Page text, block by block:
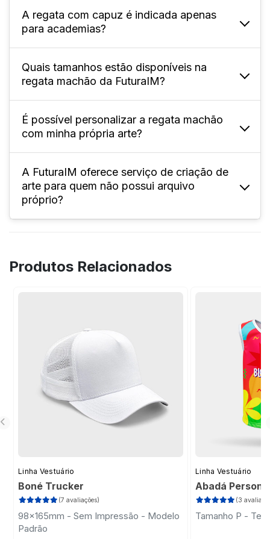
A FuturaIM oferece tamanhos adulto (P ao
XG) e infantil; confira especificamente na
página do produto.
A regata com capuz é indicada apenas
para academias?
Não, pode ser usada em colégios, eventos
esportivos, times, interclasses, festas e uso
casual.
Quais tamanhos estão disponíveis na
regata machão da FuturaIM?
Oferecemos tamanhos variados,
normalmente do P ao XL4, permitindo
pedidos que atendam diferentes perfis e
necessidades.
É possível personalizar a regata machão
com minha própria arte?
Sim! Você pode enviar seu arquivo
personalizado, seguindo as instruções de
sangria, corte e área de segurança do
gabarito disponível no site.
A FuturaIM oferece serviço de criação de
arte para quem não possui arquivo
próprio?
sua ideia, tornando o processo prático e
Produtos Relacionados
Linha Vestuário
Boné Trucker
(7 avaliações)
98x165mm - Sem Impressão - Modelo
Padrão
Linha Vestuário
Abadá
(3
Tamanho P -